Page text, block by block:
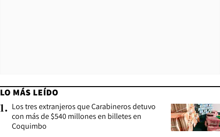
LO MÁS LEÍDO
1. Los tres extranjeros que Carabineros detuvo
con más de $540 millones en billetes en
Coquimbo